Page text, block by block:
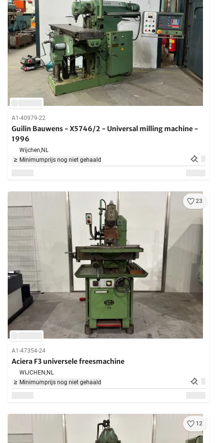
A1-40979-22
Guilin Bauwens - X5746/2 - Universal milling machine -
1996
Wijchen,NL
Minimumprijs nog niet gehaald
23
A1-47354-24
Aciera F3 universele freesmachine
WIJCHEN,NL
Minimumprijs nog niet gehaald
12